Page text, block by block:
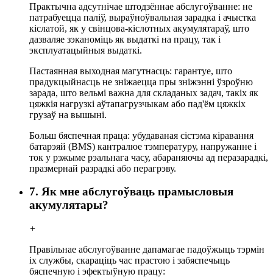
Практычна адсутнічае штодзённае абслугоўванне: не
патрабуецца паліў, выраўноўвальная зарадка і ачыстка
кіслатой, як у свінцова-кіслотных акумулятараў, што
дазваляе зэканоміць як выдаткі на працу, так і
эксплуатацыйныя выдаткі.
Пастаянная выходная магутнасць: гарантуе, што
прадукцыйнасць не зніжаецца пры зніжэнні ўзроўню
зарада, што вельмі важна для складаных задач, такіх як
цяжкія нагрузкі аўтапагрузчыкам або пад'ём цяжкіх
грузаў на вышыні.
Больш бяспечная праца: убудаваная сістэма кіравання
батарэяй (BMS) кантралюе тэмпературу, напружанне і
ток у рэжыме рэальнага часу, абараняючы ад перазарадкі,
празмернай разрадкі або перагрэву.
7. Як мне абслугоўваць прамысловыя
акумулятары?
+
Правільнае абслугоўванне дапамагае падоўжыць тэрмін
іх службы, скараціць час прастою і забяспечыць
бяспечную і эфектыўную працу: